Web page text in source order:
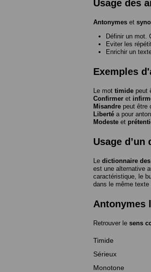
Usage des
Antonymes et
Définir un mot.
Eviter les
Enrichir un
Exemples
Le mot timide peut
Confirmer et
Misandre peut être
Liberté a pour
Modeste et
Usage
Le dictionnaire
est une alternative
caractéristique, le
dans le même texte
Antonymes
Retrouver le sens
Timide
Sérieux
Monotone